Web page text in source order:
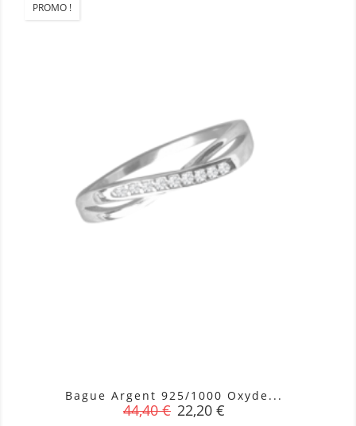
PROMO !
Bague Argent 925/1000 Oxyde...
Prix
44,40 € Prix
22,20 €